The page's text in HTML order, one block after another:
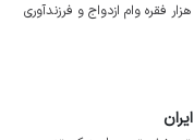
از ابتدای سال ۱۴۰۵ تا پایان تیر ماه بانک مهر ایران حدود ۱۵ هزار فقره وام ازدواج و فرزندآوری